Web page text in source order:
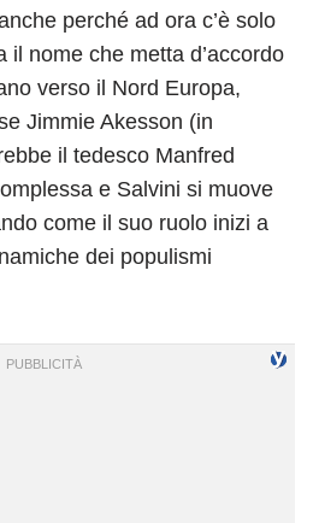
perché ad ora c’è solo
il nome che metta d’accordo
verso il Nord Europa,
Jimmie Akesson (in
il tedesco Manfred
e Salvini si muove
come il suo ruolo inizi a
dei populismi